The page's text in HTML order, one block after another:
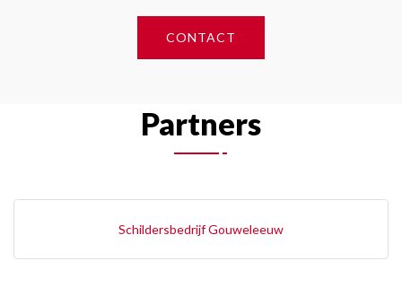
CONTACT
Partners
Schildersbedrijf Gouweleeuw